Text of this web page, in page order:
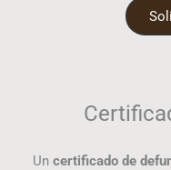
Un certificado de